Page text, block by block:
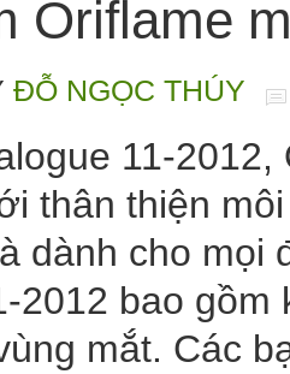
Oriflame
ĐỖ NGỌC THÚY
11-
thân thiện
dành cho mọi
2012 bao
mắt. Các